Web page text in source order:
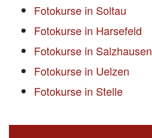
Fotokurse in Soltau
Fotokurse in Harsefeld
Fotokurse in Salzhausen
Fotokurse in Uelzen
Fotokurse in Stelle